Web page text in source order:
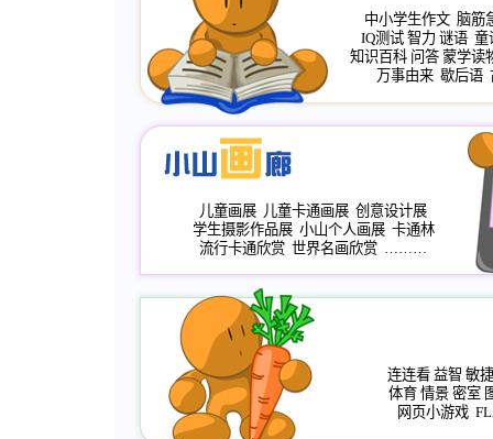
中小学生作文 脑筋
IQ测试 智力 谜语 童
知识百科 问答 蒙学读
万事由来 歇后语
儿童画展 儿童卡通画展 创意设计展
学生摄影作品展 小山个人画展 卡通林
流行卡通欣赏 世界名画欣赏 ………
连连看 益智 敏捷
体育 情景 密室
网页小游戏